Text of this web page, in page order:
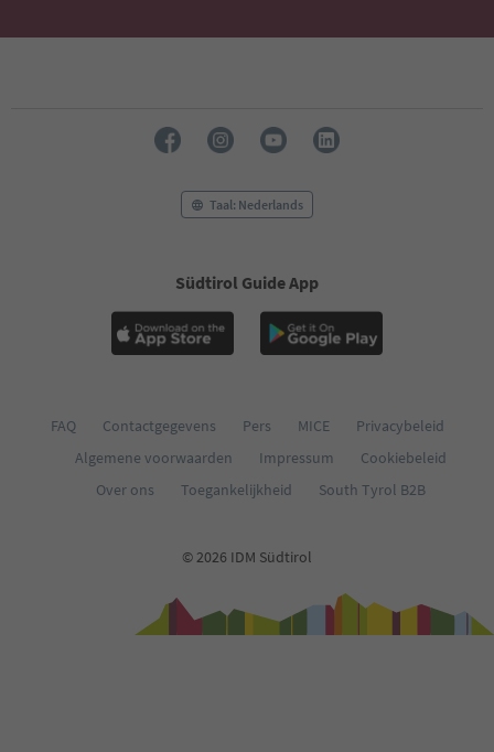
Taal: Nederlands
Südtirol Guide App
FAQ Contactgegevens Pers MICE
Privacybeleid
Algemene voorwaarden
Impressum
Cookiebeleid
Over ons
Toegankelijkheid South Tyrol B2B
© 2026 IDM Südtirol